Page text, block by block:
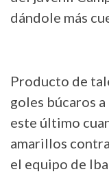
dándole más
Producto de
goles búcaros
este último
amarillos
el equipo de